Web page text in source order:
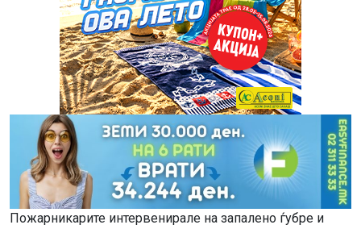
Пожарникарите интервенирале на запаленo ѓубре и